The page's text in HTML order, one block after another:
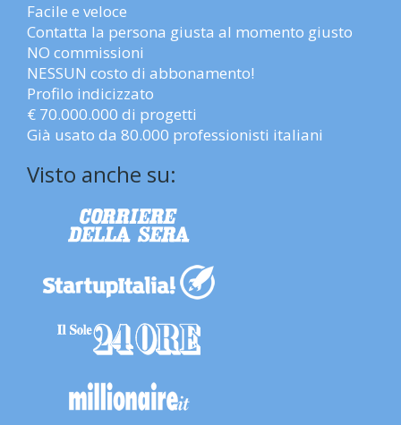
Facile e veloce
Contatta la persona giusta al momento giusto
NO commissioni
NESSUN costo di abbonamento!
Profilo indicizzato
€ 70.000.000 di progetti
Già usato da 80.000 professionisti italiani
Visto anche su: